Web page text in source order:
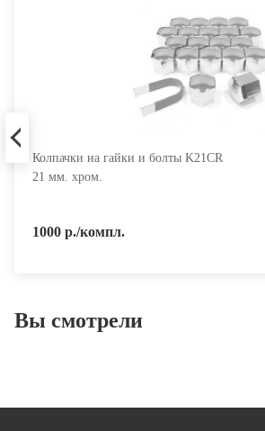
Колпачки на гайки и болты K21CR
21 мм. хром.
1000 р./компл.
Вы смотрели